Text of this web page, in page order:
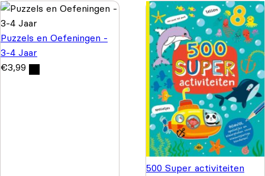
Puzzels en Oefeningen -
3-4 Jaar
€3,99
500 Super activiteiten